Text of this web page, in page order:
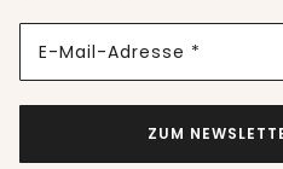
E-Mail-Adresse *
ZUM